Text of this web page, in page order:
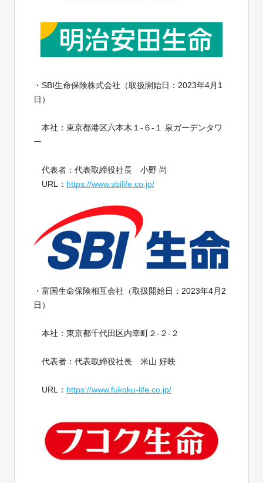
・SBI生命保険株式会社（取扱開始日：2023年4月1
日）
本社：東京都港区六本木１-６-１ 泉ガーデンタワ
ー
代表者：代表取締役社長 小野 尚
URL： https://www.sbilife.co.jp/
・富国生命保険相互会社（取扱開始日：2023年4月2
日）
本社：東京都千代田区内幸町２-２-２
代表者：代表取締役社長 米山 好映
URL： https://www.fukoku-life.co.jp/